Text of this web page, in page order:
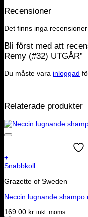
Recensioner
Det finns inga recensioner
Bli först med att
Remy (#32) UTGÅR”
Du måste vara inloggad
Relaterade produkter
+
Snabbkoll
Grazette of Sweden
Neccin lugnande shampo
169.00 kr inkl. moms